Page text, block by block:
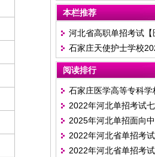
提示
本栏推荐
河北省高职单招考试【
考试时间等详情
石家庄天使护士学校
阅读排行
石家庄医学高等专科
投档分数线
2022年河北单招考试
科目
2025年河北单招面向
分数线
2022年河北省单招考
2022年河北省单招考